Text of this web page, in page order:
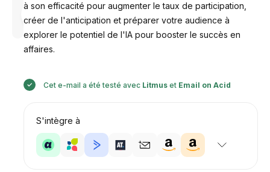
Conçu par
Anastasiia
à son efficacité pour augmenter le taux de participation,
créer de l'anticipation et préparer votre audience à
explorer le potentiel de l'IA pour booster le succès en
affaires.
Cet e-mail a été testé avec Litmus et Email on Acid
S'intègre à